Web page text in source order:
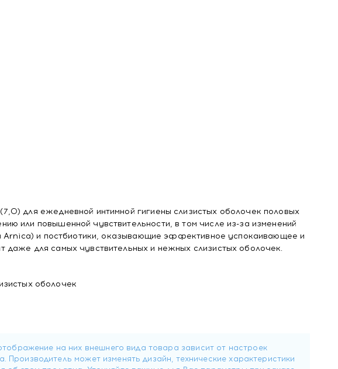
для ежедневной интимной гигиены слизистых оболочек половых
или повышенной чувствительности, в том числе из-за изменений
Arnica) и постбиотики, оказывающие эффективное успокаивающее и
даже для самых чувствительных и нежных слизистых оболочек.
оболочек